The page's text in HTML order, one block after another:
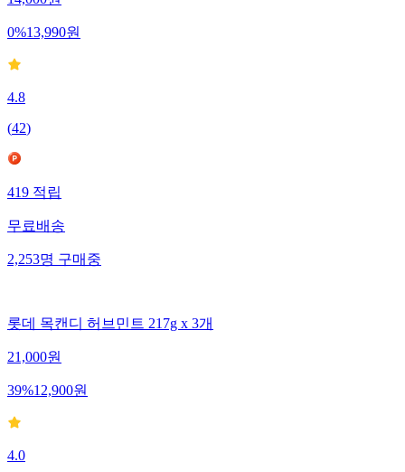
14,000원
0%13,990원
4.8
(42)
419적립
무료배송
2,253명구매중
롯데 목캔디 허브민트 217g x 3개
21,000원
39%12,900원
4.0